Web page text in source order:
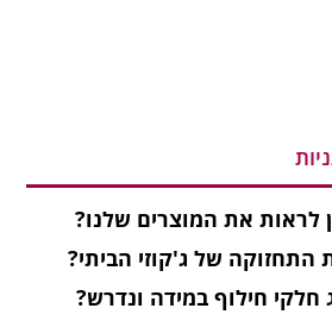
לראות את המוצרים שלנו?
של ג'קוזי הביתי?
חלקי חילוף במידה ונדרש?